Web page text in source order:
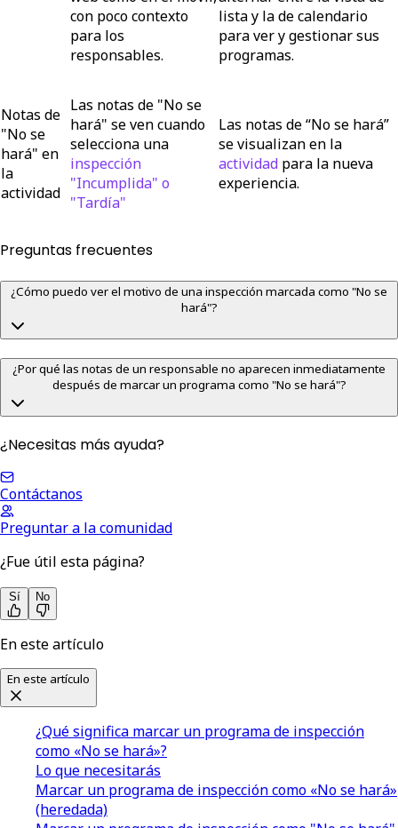
con poco contexto
para los
responsables.
lista y la de calendario
para ver y gestionar sus
programas.
Notas de
"No se
hará" en
la
actividad
Las notas de "No se
hará" se ven cuando
selecciona una
inspección
"Incumplida" o
"Tardía"
Las notas de “No se hará”
se visualizan en la
actividad para la nueva
experiencia.
Preguntas frecuentes
¿Cómo puedo ver el motivo de una inspección marcada como "No se
hará"?
¿Por qué las notas de un responsable no aparecen inmediatamente
después de marcar un programa como "No se hará"?
¿Necesitas más ayuda?
Contáctanos
Preguntar a la comunidad
¿Fue útil esta página?
Sí No
En este artículo
En este artículo
¿Qué significa marcar un programa de inspección
como «No se hará»?
Lo que necesitarás
Marcar un programa de inspección como «No se hará»
(heredada)